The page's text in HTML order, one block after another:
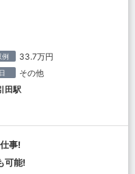
例 33.7万円
その他
田駅
事!
可能!